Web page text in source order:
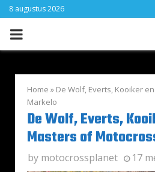
8 augustus 2026
PRIMARY
Home » De Wolf, Everts, Kooiker
Markelo
De Wolf, Everts,
Masters of
by motocrossplanet 17